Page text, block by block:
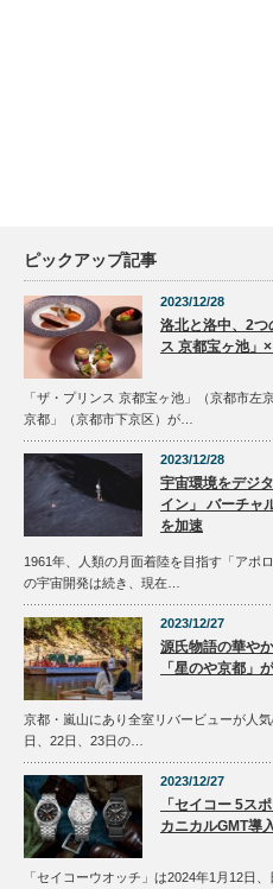
ピックアップ記事
2023/12/28
洛北と洛中、2つ
ス 京都宝ヶ池」
「ザ・プリンス 京都宝ヶ池」（京都市左
京都」（京都市下京区）が…
2023/12/28
宇宙環境をデジ
イン」 バーチャ
を加速
1961年、人類の月面着陸を目指す「アポ
の宇宙開発は続き、現在…
2023/12/27
源氏物語の華や
「星のや京都」
京都・嵐山にあり全室リバービューが人
日、22日、23日の…
2023/12/27
「セイコー 5ス
カニカルGMT導
「セイコーウオッチ」は2024年1月12日